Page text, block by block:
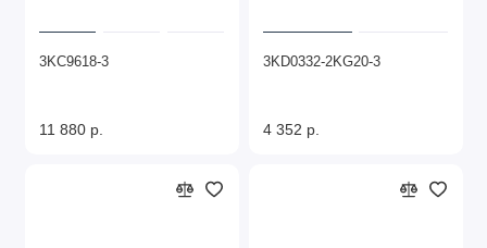
3KC9618-3
11 880 р.
3KD0332-2KG20-3
4 352 р.